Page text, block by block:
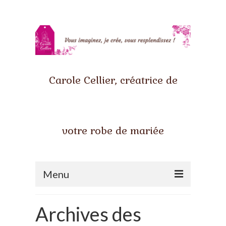
Carole Cellier, créatrice de
votre robe de mariée
Menu
Qui suis-je ?
Archives des